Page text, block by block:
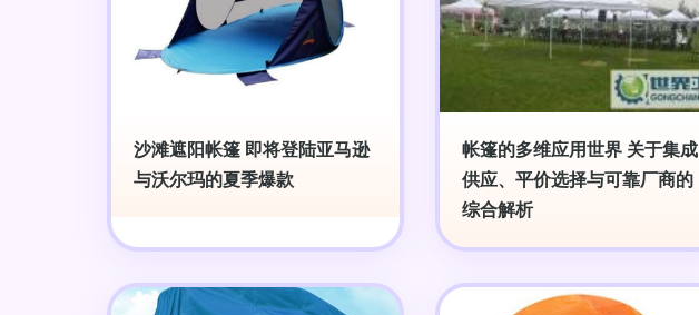
沙滩遮阳帐篷 即将登陆亚马逊
与沃尔玛的夏季爆款
帐篷的多维应用世界 关于集成
供应、平价选择与可靠厂商的
综合解析